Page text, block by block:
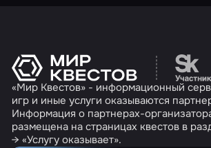
«Мир Квестов» - информационный
игр и иные услуги оказываются
Информация о партнерах-
размещена на страницах квестов в
→ «Услугу оказывает».